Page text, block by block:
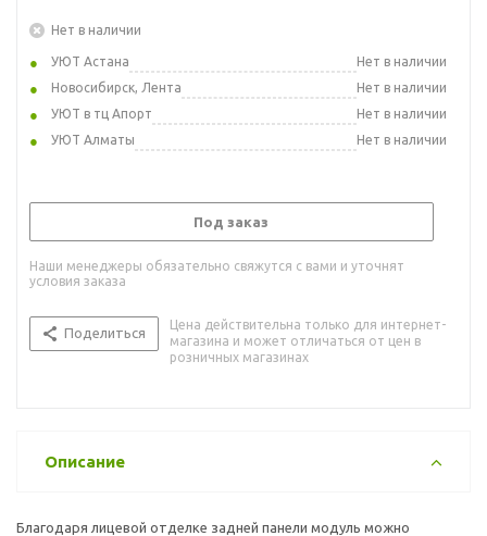
Нет в наличии
УЮТ Астана
Нет в наличии
Новосибирск, Лента
Нет в наличии
УЮТ в тц Апорт
Нет в наличии
УЮТ Алматы
Нет в наличии
Под заказ
Наши менеджеры обязательно свяжутся с вами и уточнят
условия заказа
Поделиться
Цена действительна только для интернет-
магазина и может отличаться от цен в
розничных магазинах
Описание
Благодаря лицевой отделке задней панели модуль можно